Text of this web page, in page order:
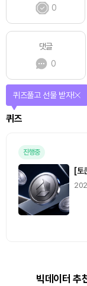
0
댓글
0
퀴즈
퀴즈풀고 선물 받자!
진행중
[토
빅데이터 추